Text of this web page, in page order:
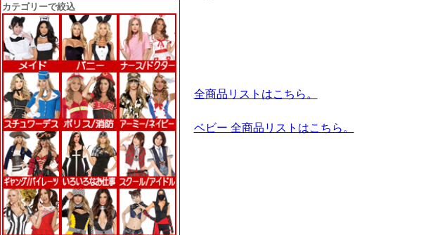
カテゴリーで絞込
全商品リストはこちら。
ベビー 全商品リストはこちら。